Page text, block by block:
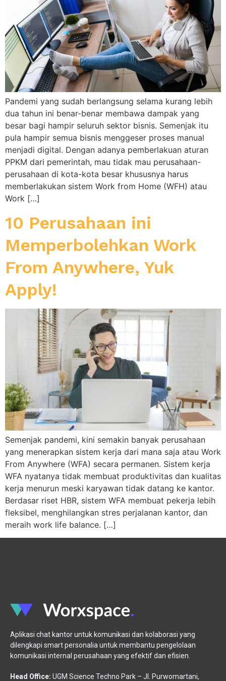
Pandemi yang sudah berlangsung selama kurang lebih
dua tahun ini benar-benar membawa dampak yang
besar bagi hampir seluruh sektor bisnis. Semenjak itu
pula hampir semua bisnis menggeser proses manual
menjadi digital. Dengan adanya pemberlakuan aturan
PPKM dari pemerintah, mau tidak mau perusahaan-
perusahaan di kota-kota besar khususnya harus
memberlakukan sistem Work from Home (WFH) atau
Work […]
10 Perusahaan ini
Memperbolehkan Work
From Anywhere, Yuk
Apply!
Semenjak pandemi, kini semakin banyak perusahaan
yang menerapkan sistem kerja dari mana saja atau Work
From Anywhere (WFA) secara permanen. Sistem kerja
WFA nyatanya tidak membuat produktivitas dan kualitas
kerja menurun meski karyawan tidak datang ke kantor.
Berdasar riset HBR, sistem WFA membuat pekerja lebih
fleksibel, menghilangkan stres perjalanan kantor, dan
meraih work life balance. […]
Aplikasi chat kantor untuk komunikasi dan kolaborasi yang
dilengkapi smart personalia untuk membantu pengelolaan
komunikasi internal perusahaan yang efektif dan efisien.
Head Office: UGM Science Techno Park – Jl. Purwomartani,